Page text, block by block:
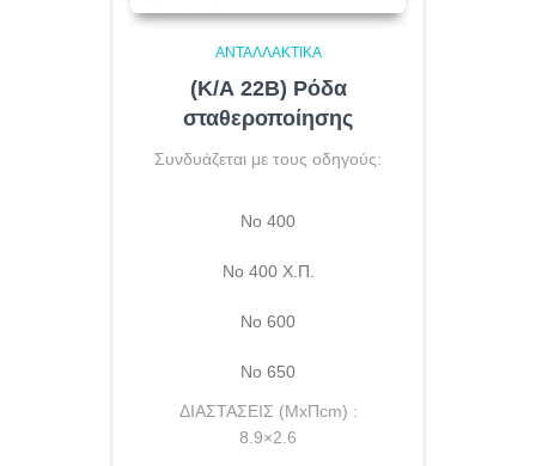
ΑΝΤΑΛΛΑΚΤΙΚΆ
(Κ/Α 22B) Ρόδα
σταθεροποίησης
Συνδυάζεται με τους οδηγούς:
No 400
Νο 400 Χ.Π.
Νο 600
Νο 650
ΔΙΑΣΤΑΣΕΙΣ (ΜxΠcm) :
8.9×2.6